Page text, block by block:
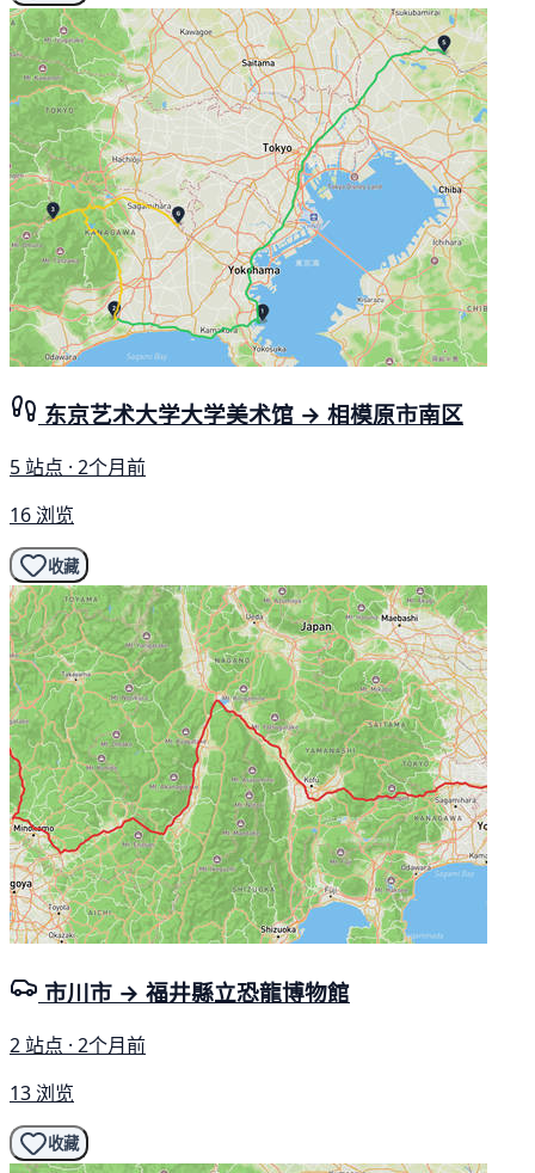
东京艺术大学大学美术馆 → 相模原市南区
5 站点 · 2个月前
16 浏览
收藏
市川市 → 福井縣立恐龍博物館
2 站点 · 2个月前
13 浏览
收藏